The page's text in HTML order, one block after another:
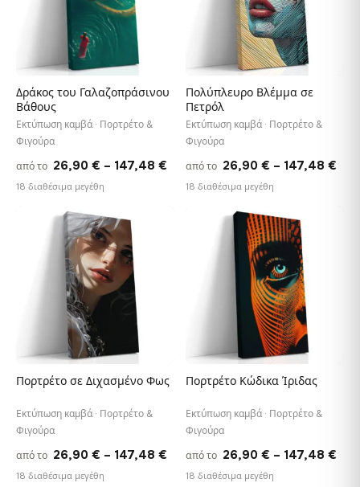
Δράκος του Γαλαζοπράσινου
Βάθους
Εκτύπωση καμβά · Πορτρέτο &
Φιγούρα
από το 26,90 € – 147,48 € Price
range:
18 διαθέσιμα μεγέθη
Πολύπλευρο Βλέμμα σε
Πετρόλ
Εκτύπωση καμβά · Πορτρέτο &
Φιγούρα
από το 26,90 € – 147,48 €
18 διαθέσιμα μεγέθη
Πορτρέτο σε Διχασμένο Φως
Εκτύπωση καμβά · Πορτρέτο &
Φιγούρα
από το 26,90 € – 147,48 € Price
range:
18 διαθέσιμα μεγέθη
Πορτρέτο Κώδικα Ίριδας
Εκτύπωση καμβά · Πορτρέτο &
Φιγούρα
από το 26,90 € – 147,48 €
18 διαθέσιμα μεγέθη